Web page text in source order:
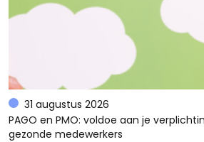
31 augustus 2026
PAGO en PMO: voldoe aan je
gezonde medewerkers